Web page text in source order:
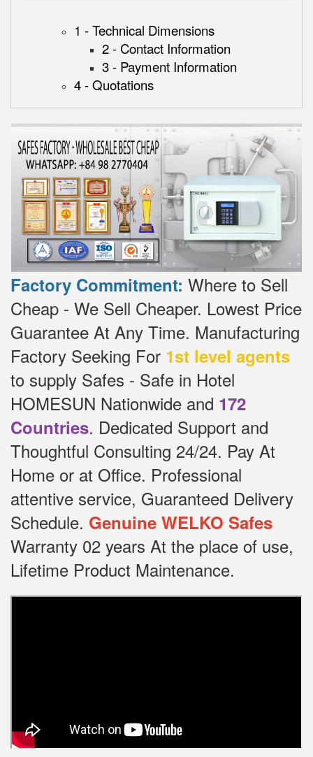
1 - Technical Dimensions
2 - Contact Information
3 - Payment Information
4 - Quotations
Factory Commitment: Where to Sell
Cheap - We Sell Cheaper. Lowest Price
Guarantee At Any Time. Manufacturing
Factory Seeking For 1st level agents
to supply Safes - Safe in Hotel
HOMESUN Nationwide and 172
Countries. Dedicated Support and
Thoughtful Consulting 24/24. Pay At
Home or at Office. Professional
attentive service, Guaranteed Delivery
Schedule. Genuine WELKO Safes
Warranty 02 years At the place of use,
Lifetime Product Maintenance.